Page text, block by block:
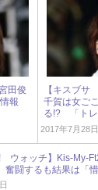
田俊
報
【キスブ
千賀は女ご
る!? 「トレ
デザインに挑
2017年7月28日
ウォッチ】Kis-My-
闘するも結果は「